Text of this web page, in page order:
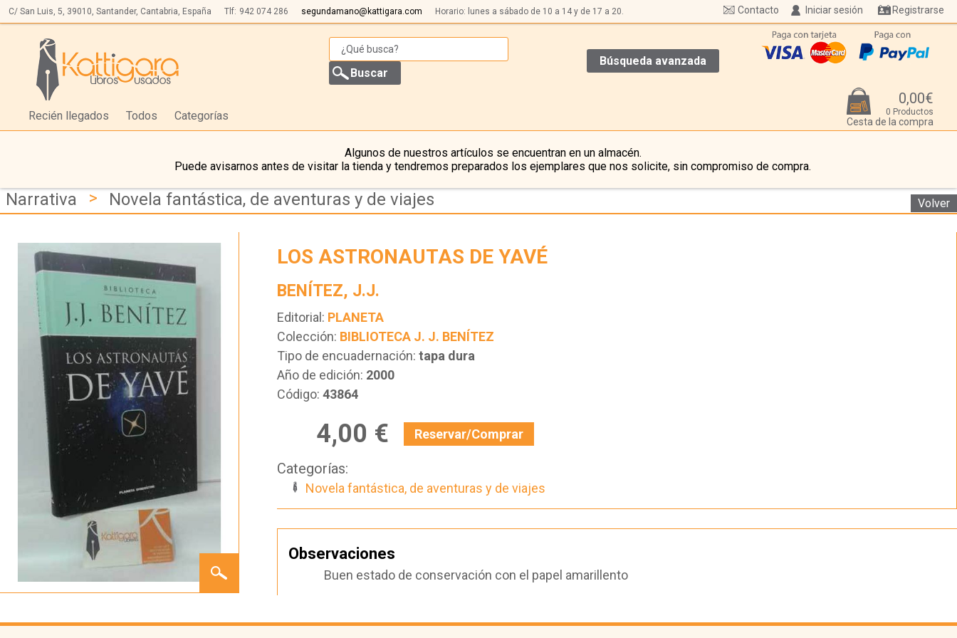
C/ San Luis, 5, 39010, Santander, Cantabria, España Tlf: 942 074 286 segundamano@kattigara.com Horario: lunes a sábado de 10 a 14 y de 17 a 20. Iniciar sesión Registrarse
Contacto
Búsqueda avanzada
Recién llegados Todos Categorías
0,00€
0 Productos
Cesta de la compra
Algunos de nuestros artículos se encuentran en un almacén.
Puede avisarnos antes de visitar la tienda y tendremos preparados los ejemplares que nos solicite, sin compromiso de compra.
Narrativa > Novela fantástica, de aventuras y de viajes Volver
ASTRONAUTAS
LOS ASTRONAUTAS DE YAVÉ
BENÍTEZ, J.J.
Editorial: PLANETA
Colección: BIBLIOTECA J. J. BENÍTEZ
Tipo de encuadernación: tapa dura
Año de edición: 2000
Código: 43864
4,00 € Reservar/Comprar
Categorías:
Novela fantástica, de aventuras y de viajes
Observaciones
Buen estado de conservación con el papel amarillento